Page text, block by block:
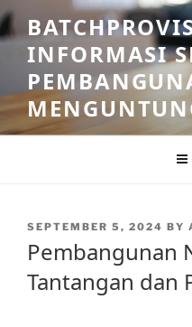
Skip
to
contentINFORMASI
POSTED
SEPTEMBER 5, 2024 BY
Pembangunan
Tantangan dan